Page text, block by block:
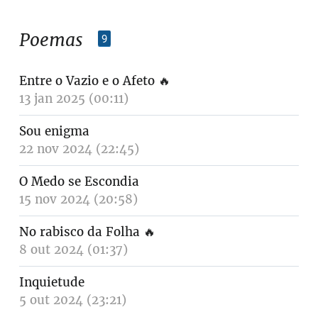
Poemas 9
Entre o Vazio e o Afeto 🔥
13 jan 2025 (00:11)
Sou enigma
22 nov 2024 (22:45)
O Medo se Escondia
15 nov 2024 (20:58)
No rabisco da Folha 🔥
8 out 2024 (01:37)
Inquietude
5 out 2024 (23:21)